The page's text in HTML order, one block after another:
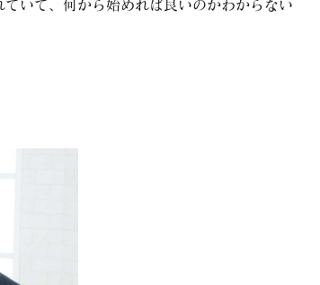
ていて、何から始めれば良いのかわからない